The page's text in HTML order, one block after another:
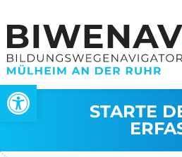
Open toolbar
STARTE